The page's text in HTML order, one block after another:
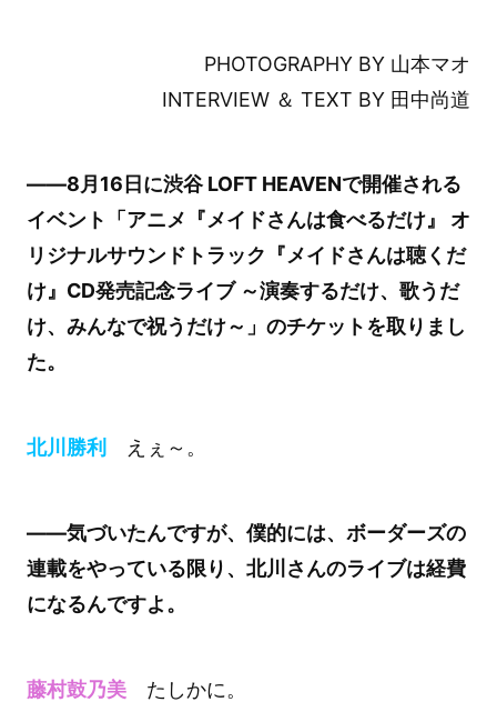
PHOTOGRAPHY BY 山本マオ
INTERVIEW ＆ TEXT BY 田中尚道
――8月16日に渋谷 LOFT HEAVENで開催される
イベント「アニメ『メイドさんは食べるだけ』 オ
リジナルサウンドトラック『メイドさんは聴くだ
け』CD発売記念ライブ ～演奏するだけ、歌うだ
け、みんなで祝うだけ～」のチケットを取りまし
た。
北川勝利 えぇ～。
――気づいたんですが、僕的には、ボーダーズの
連載をやっている限り、北川さんのライブは経費
になるんですよ。
藤村鼓乃美たしかに。